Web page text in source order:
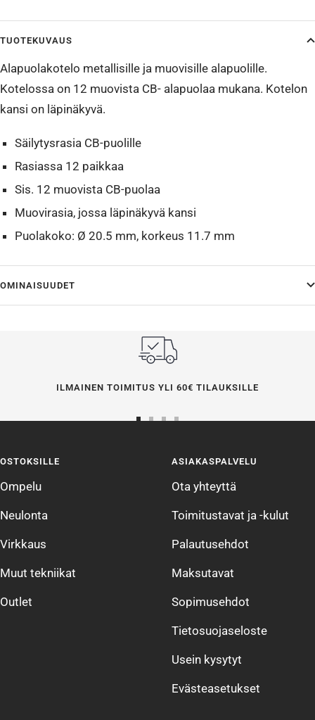
TUOTEKUVAUS
Alapuolakotelo metallisille ja muovisille alapuolille.
Kotelossa on 12 muovista CB- alapuolaa mukana. Kotelon
kansi on läpinäkyvä.
Säilytysrasia CB-puolille
Rasiassa 12 paikkaa
Sis. 12 muovista CB-puolaa
Muovirasia, jossa läpinäkyvä kansi
Puolakoko: Ø 20.5 mm, korkeus 11.7 mm
OMINAISUUDET
ILMAINEN TOIMITUS YLI 60€ TILAUKSILLE
4
OSTOKSILLE
Ompelu
Neulonta
Virkkaus
Muut tekniikat
Outlet
ASIAKASPALVELU
Ota yhteyttä
Toimitustavat ja -kulut
Palautusehdot
Maksutavat
Sopimusehdot
Tietosuojaseloste
Usein kysytyt
Evästeasetukset